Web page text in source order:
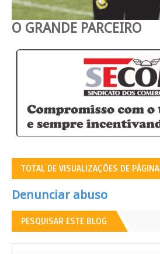
O GRANDE PARCEIRO
TOTAL DE VISUALIZAÇÕES DE PÁGINA
Denunciar abuso
PESQUISAR ESTE BLOG